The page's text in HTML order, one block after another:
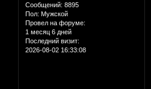
Сообщений: 8895
Пол: Мужской
Провел на форуме:
1 месяц 6 дней
Последний визит:
2026-08-02 16:33:08